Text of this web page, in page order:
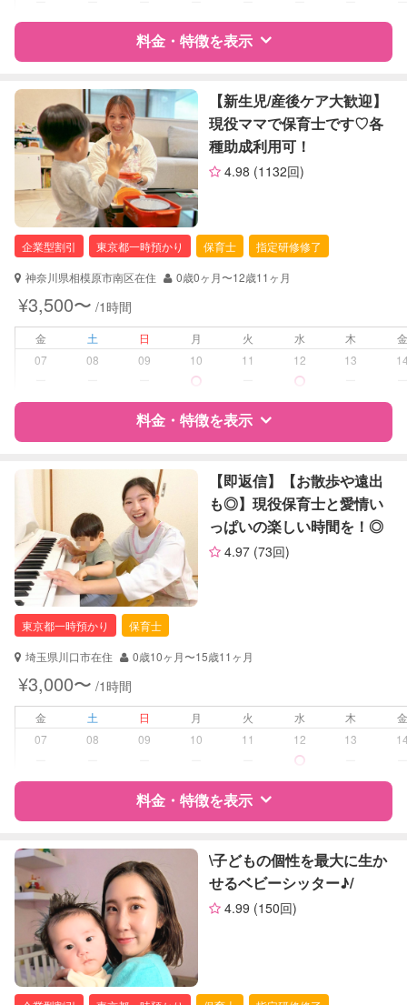
病児対応 病児、病後児、ともに可能
障がい児対応 対応可否は個別に相談
レッスン
音楽レッスン
絵・工作レッスン
その他
定期予約 可能
お子様の撮影
（定期特典）
対応可能
料金・特徴を表示
特徴 料金 レビュー
サポートの特徴
資格
企業型割引対象(旧内閣府補助対象)
自治体届出済ベビーシッター
保育士
幼稚園教諭
夜間対応
お泊まり保育
障がい児対応 対応可否は個別に相談
レッスン
音楽レッスン
スポーツレッスン
絵・工作レッスン
定期予約 お引き受けしていません
お子様の撮影
（定期特典）
対応不可
【新生児/産後ケア大歓迎】
現役ママで保育士です♡各
種助成利用可！
4.98 (1132回)
企業型割引 東京都一時預かり 保育士
指定研修修了
神奈川県相模原市南区在住
0歳0ヶ月〜12歳11ヶ月
¥3,500〜 /1時間
金 土 日 月 火 水 木
07
08 09 10 11 12 13
料金・特徴を表示
特徴 料金 レビュー
サポートの特徴
資格
企業型割引対象(旧内閣府補助対象)
自治体届出済ベビーシッター
保育士
幼稚園教諭
全国保育サービス協会(ACSA)認定ベ
対応可能/特徴
送迎サポート
早朝対応
子育て経験
障がい児対応 対応可否は個別に相談
レッスン
音楽レッスン
スポーツレッスン
絵・工作レッスン
【即返信】【お散歩や遠出
も◎】現役保育士と愛情い
っぱいの楽しい時間を！◎
4.97 (73回)
東京都一時預かり
保育士
埼玉県川口市在住
0歳10ヶ月〜15歳11ヶ月
¥3,000〜 /1時間
金 土 日 月 火 水 木
07
08 09 10 11 12 13
料金・特徴を表示
特徴 料金 レビュー
サポートの特徴
資格
自治体届出済ベビーシッター
保育士
\子どもの個性を最大に生か
せるベビーシッター♪/
4.99 (150回)